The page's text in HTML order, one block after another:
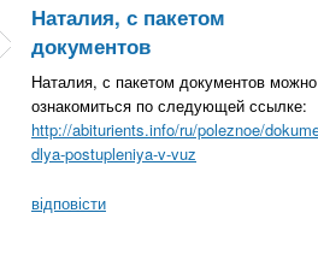
Наталия, с пакетом
документов
Наталия, с пакетом документов можно
ознакомиться по следующей ссылке:
http://abiturients.info/ru/poleznoe/
dlya-postupleniya-v-vuz
відповісти